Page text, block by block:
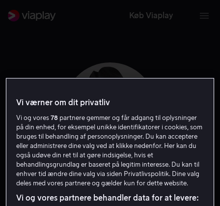
Køb Viaplay
Ben Vereen
Gæst Skuespiller
Vi værner om dit privatliv
Vi og vores78 partnere gemmer og får adgang til oplysninger
på din enhed, for eksempel unikke identifikatorer i cookies, som
bruges til behandling af personoplysninger. Du kan acceptere
eller administrere dine valg ved at klikke nedenfor. Her kan du
også udøve din ret til at gøre indsigelse, hvis et
behandlingsgrundlag er baseret på legitim interesse. Du kan til
enhver tid ændre dine valg via siden Privatlivspolitik. Dine valg
deles med vores partnere og gælder kun for dette website.
Vi og vores partnere behandler data for at levere: